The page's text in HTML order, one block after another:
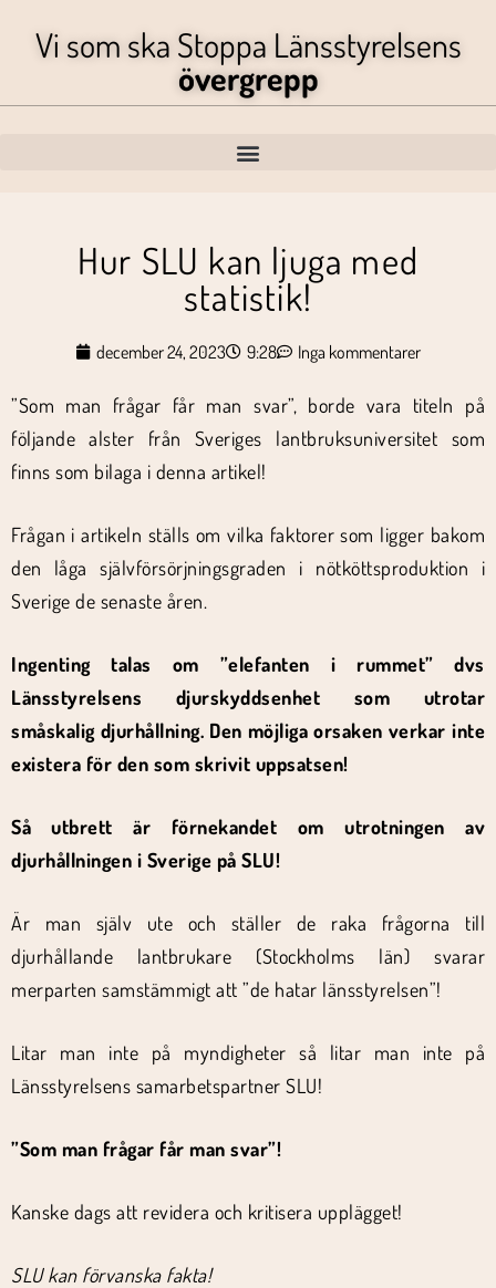
Vi som ska Stoppa Länsstyrelsens
övergrepp
Hur SLU kan ljuga med
statistik!
december 24, 2023 9:28 Inga kommentarer
”Som man frågar får man svar”, borde vara titeln på
följande alster från Sveriges lantbruksuniversitet som
finns som bilaga i denna artikel!
Frågan i artikeln ställs om vilka faktorer som ligger bakom
den låga självförsörjningsgraden i nötköttsproduktion i
Sverige de senaste åren.
Ingenting talas om ”elefanten i rummet” dvs
Länsstyrelsens djurskyddsenhet som utrotar
småskalig djurhållning. Den möjliga orsaken verkar inte
existera för den som skrivit uppsatsen!
Så utbrett är förnekandet om utrotningen av
djurhållningen i Sverige på SLU!
Är man själv ute och ställer de raka frågorna till
djurhållande lantbrukare (Stockholms län) svarar
merparten samstämmigt att ”de hatar länsstyrelsen”!
Litar man inte på myndigheter så litar man inte på
Länsstyrelsens samarbetspartner SLU!
”Som man frågar får man svar”!
Kanske dags att revidera och kritisera upplägget!
SLU kan förvanska fakta!